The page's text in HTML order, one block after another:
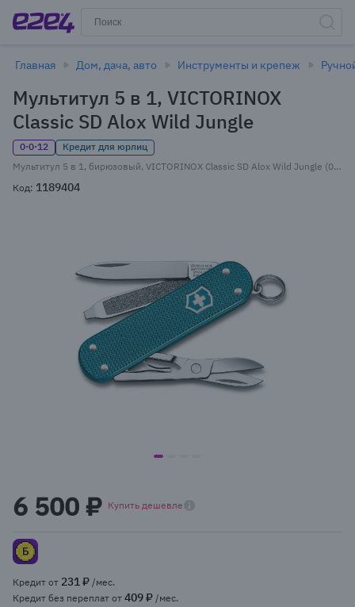
Главная Дом, дача, авто Инструменты и крепеж
Мультитул 5 в 1, VICTORINOX
Classic SD Alox Wild Jungle
0·0·12
Кредит для юрлиц
Мультитул 5 в 1, бирюзовый, VICTORINOX Classic SD Alox Wild Jungle (0.6221.242G)
Код: 1189404
item
of
4
6 500 ₽ Купить дешевле
Кредит от 231 ₽ /мес.
Кредит без переплат от 409 ₽ /мес.